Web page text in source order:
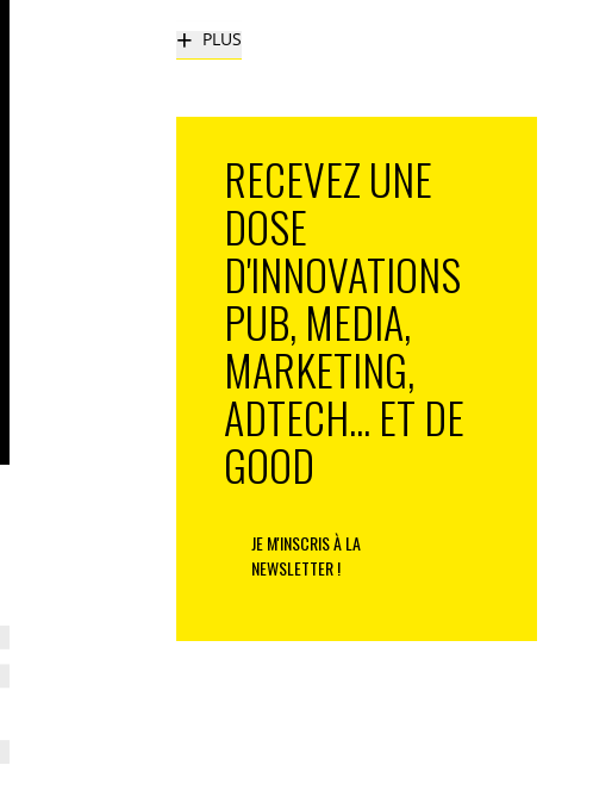
+ PLUS
RECEVEZ UNE
DOSE
D'INNOVATIONS
PUB, MEDIA,
MARKETING,
ADTECH... ET DE
GOOD
JE M'INSCRIS À LA
NEWSLETTER !